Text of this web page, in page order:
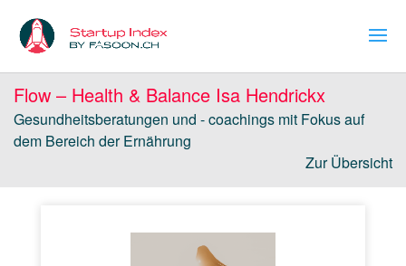
Flow – Health & Balance Isa Hendrickx
Gesundheitsberatungen und - coachings mit Fokus auf
dem Bereich der Ernährung
Zur Übersicht